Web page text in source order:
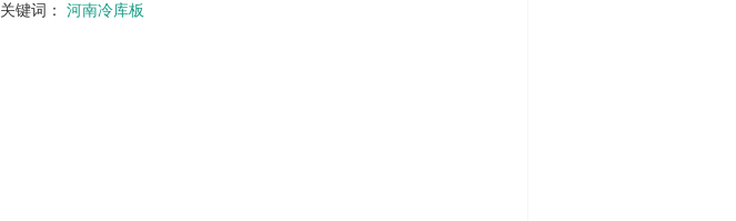
关键词： 河南冷库板